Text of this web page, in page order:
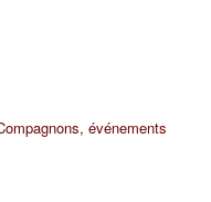
,événements